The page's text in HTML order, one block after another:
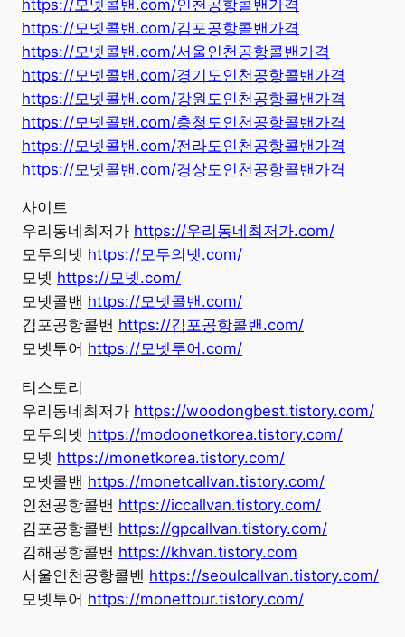
https://모넷콜밴.com/인천공항콜밴가격
https://모넷콜밴.com/김포공항콜밴가격
https://모넷콜밴.com/서울인천공항콜밴가격
https://모넷콜밴.com/경기도인천공항콜밴가격
https://모넷콜밴.com/강원도인천공항콜밴가격
https://모넷콜밴.com/충청도인천공항콜밴가격
https://모넷콜밴.com/전라도인천공항콜밴가격
https://모넷콜밴.com/경상도인천공항콜밴가격
사이트
우리동네최저가 https://우리동네최저가.com/
모두의넷 https://모두의넷.com/
모넷 https://모넷.com/
모넷콜밴 https://모넷콜밴.com/
김포공항콜밴 https://김포공항콜밴.com/
모넷투어 https://모넷투어.com/
티스토리
우리동네최저가 https://woodongbest.tistory.com/
모두의넷 https://modoonetkorea.tistory.com/
모넷 https://monetkorea.tistory.com/
모넷콜밴 https://monetcallvan.tistory.com/
인천공항콜밴 https://iccallvan.tistory.com/
김포공항콜밴 https://gpcallvan.tistory.com/
김해공항콜밴 https://khvan.tistory.com
서울인천공항콜밴 https://seoulcallvan.tistory.com/
모넷투어 https://monettour.tistory.com/